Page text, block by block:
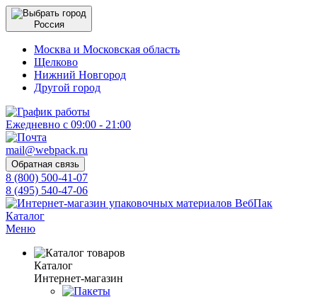
Россия
Москва и Московская область
Щелково
Нижний Новгород
Другой город
Ежедневно с 09:00 - 21:00
mail@webpack.ru
Обратная связь
8 (800) 500-41-07
8 (495) 540-47-06
Каталог
Меню
Каталог
Интернет-магазин